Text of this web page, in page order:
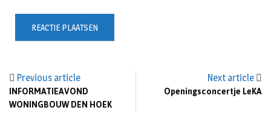
Previous article
INFORMATIEAVOND
WONINGBOUW DEN HOEK
Next article
Openingsconcertje LeKA